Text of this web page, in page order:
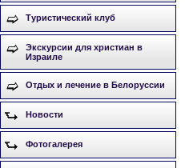
Туристический клуб
Экскурсии для христиан в
Израиле
Отдых и лечение в Белоруссии
Новости
Фотогалерея